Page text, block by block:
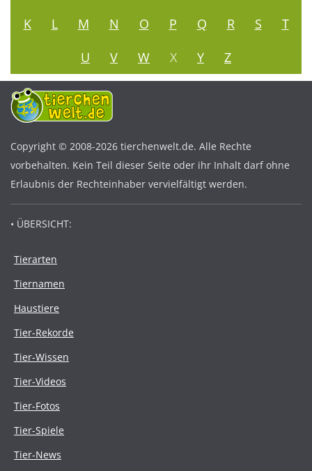
K
L M N O P Q R S
T
U
V W X Y Z
Copyright © 2008-2026 tierchenwelt.de. Alle Rechte
vorbehalten. Kein Teil dieser Seite oder ihr Inhalt darf ohne
Erlaubnis der Rechteinhaber vervielfältigt werden.
• ÜBERSICHT:
Tierarten
Tiernamen
Haustiere
Tier-Rekorde
Tier-Wissen
Tier-Videos
Tier-Fotos
Tier-Spiele
Tier-News